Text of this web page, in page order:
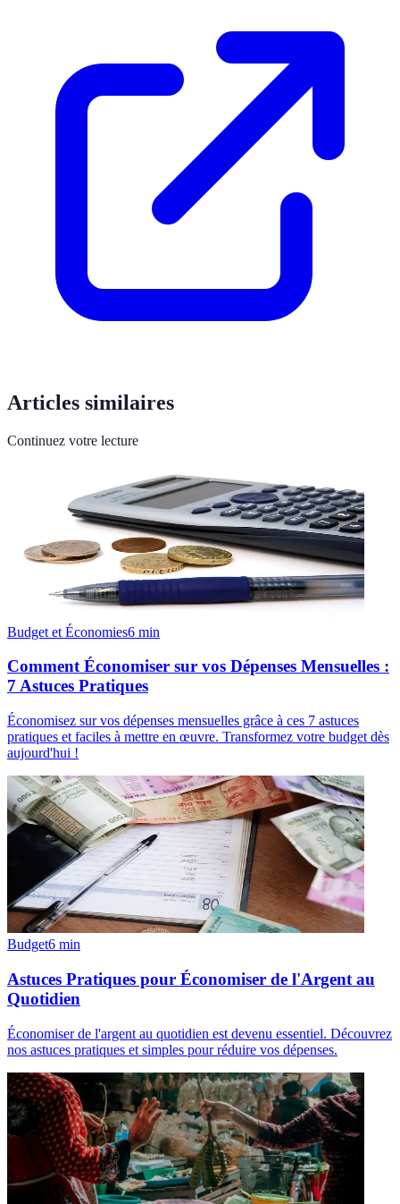
Articles similaires
Continuez votre lecture
Budget et Économies6 min
Comment Économiser sur vos Dépenses Mensuelles :
7 Astuces Pratiques
Économisez sur vos dépenses mensuelles grâce à ces 7 astuces
pratiques et faciles à mettre en œuvre. Transformez votre budget dès
aujourd'hui !
Budget6 min
Astuces Pratiques pour Économiser de l'Argent au
Quotidien
Économiser de l'argent au quotidien est devenu essentiel. Découvrez
nos astuces pratiques et simples pour réduire vos dépenses.